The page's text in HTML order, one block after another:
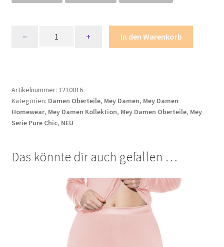
Richtlinie für Rückerstattungen und Rückgaben
Shop
Shop
Widerrufsbelehrung und -formular
−
Shirt
Menge
+ In den Warenkorb
Artikelnummer: 1210016
Kategorien: Damen Oberteile, Mey Damen, Mey Damen
Homewear, Mey Damen Kollektion, Mey Damen Oberteile, Mey
Serie Pure Chic, NEU
Das könnte dir auch gefallen …